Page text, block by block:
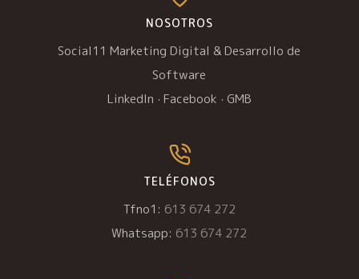
NOSOTROS
Social11 Marketing Digital & Desarrollo de
Software
LinkedIn · Facebook · GMB
TELÉFONOS
Tfno1: 613 674 272
Whatsapp: 613 674 272